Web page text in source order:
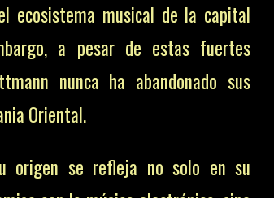
ecosistema musical de la capital
a pesar de estas fuertes
nunca ha abandonado sus
Oriental.
origen se refleja no solo en su